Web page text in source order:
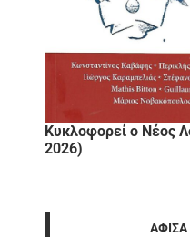
Κυκλοφορεί ο Νέος
2026)
ΑΦΊΣΑ